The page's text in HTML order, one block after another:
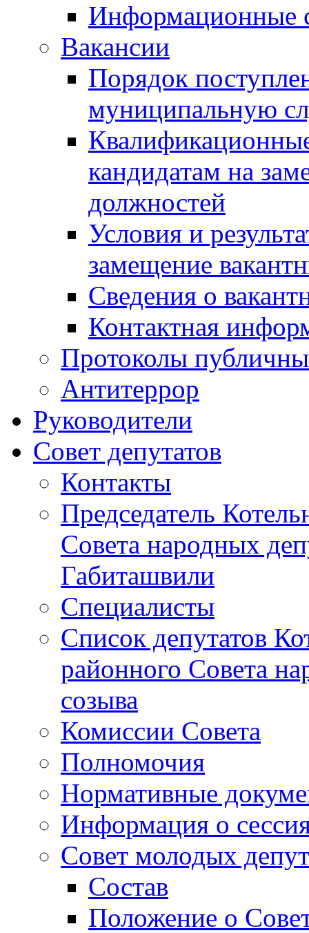
Информационные
Вакансии
Порядок
муниципальную
кандидатам на
должностей
Условия и
замещение
Сведения о
Контактная
Протоколы
Антитеррор
Руководители
Совет депутатов
Контакты
Председатель
Совета народных
Габиташвили
Специалисты
Список депутатов
районного Совета
созыва
Комиссии Совета
Полномочия
Нормативные
Информация о
Совет молодых
Состав
Положение о